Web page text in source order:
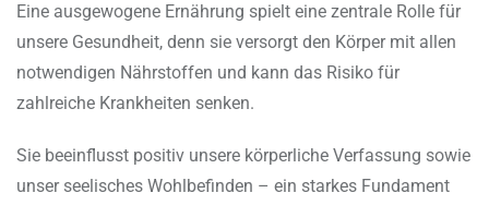
Eine ausgewogene Ernährung spielt eine zentrale Rolle für
unsere Gesundheit, denn sie versorgt den Körper mit allen
notwendigen Nährstoffen und kann das Risiko für
zahlreiche Krankheiten senken.
Sie beeinflusst positiv unsere körperliche Verfassung sowie
unser seelisches Wohlbefinden – ein starkes Fundament